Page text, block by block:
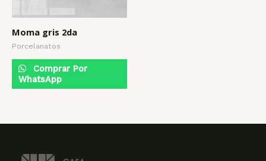
Moma gris 2da
Porcelanatos
Comprar Por
WhatsApp